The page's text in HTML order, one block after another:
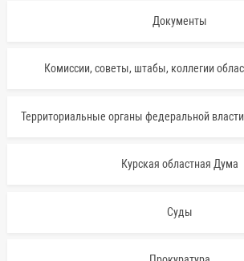
Документы
Комиссии, советы, штабы, коллегии
Территориальные органы федеральной
Курская областная Дума
Суды